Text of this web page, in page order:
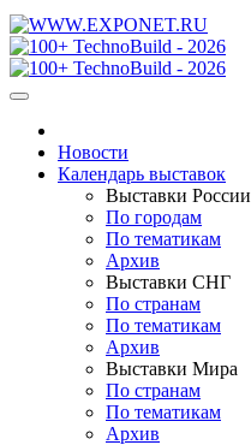
Новости
Календарь выставок
Выставки России
По городам
По тематикам
Архив
Выставки СНГ
По странам
По тематикам
Архив
Выставки Мира
По странам
По тематикам
Архив